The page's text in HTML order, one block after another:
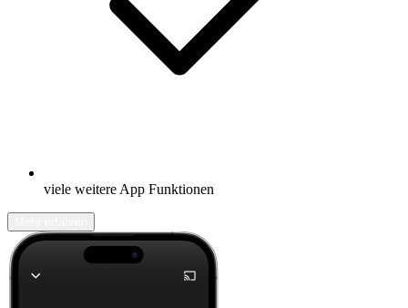
viele weitere App Funktionen